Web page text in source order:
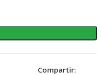
Compartir: